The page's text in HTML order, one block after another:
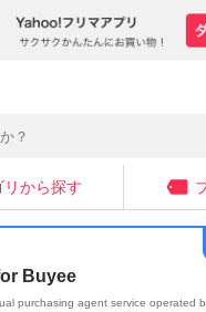
リから探す
Buyee
purchasing agent service operated